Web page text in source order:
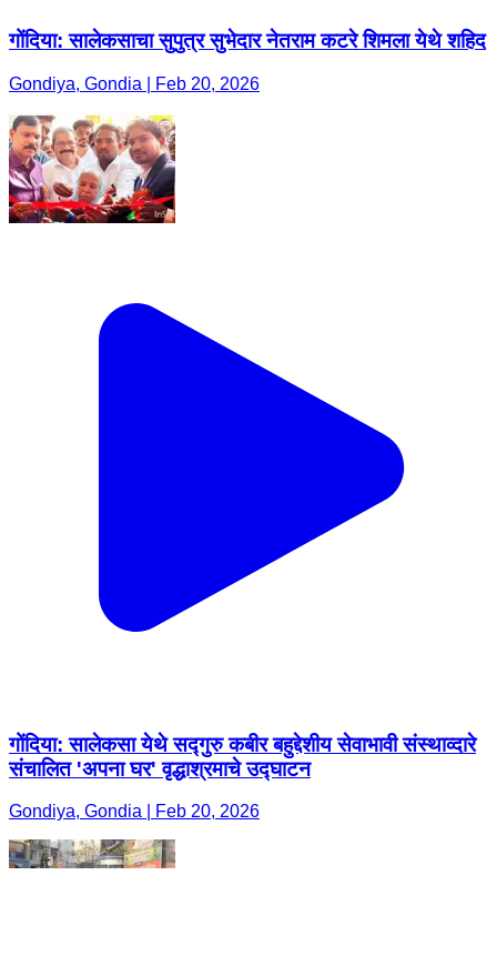
गोंदिया: सालेकसाचा सुपुत्र सुभेदार नेतराम कटरे शिमला येथे शहिद
Gondiya, Gondia | Feb 20, 2026
गोंदिया: सालेकसा येथे सद्गुरु कबीर बहुद्देशीय सेवाभावी संस्थाव्दारे
संचालित 'अपना घर' वृद्धाश्रमाचे उद्घाटन
Gondiya, Gondia | Feb 20, 2026